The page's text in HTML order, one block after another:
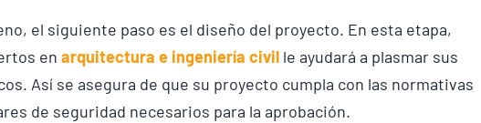
el siguiente paso es el diseño del proyecto. En esta etapa,
en arquitectura e ingeniería civil le ayudará a plasmar sus
Así se asegura de que su proyecto cumpla con las normativas
de seguridad necesarios para la aprobación.